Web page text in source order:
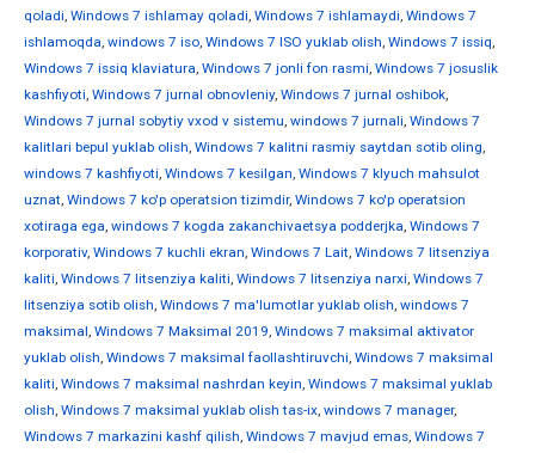
qoladi, Windows 7 ishlamay qoladi, Windows 7 ishlamaydi, Windows 7
ishlamoqda, windows 7 iso, Windows 7 ISO yuklab olish, Windows 7 issiq,
Windows 7 issiq klaviatura, Windows 7 jonli fon rasmi, Windows 7 josuslik
kashfiyoti, Windows 7 jurnal obnovleniy, Windows 7 jurnal oshibok,
Windows 7 jurnal sobytiy vxod v sistemu, windows 7 jurnali, Windows 7
kalitlari bepul yuklab olish, Windows 7 kalitni rasmiy saytdan sotib oling,
windows 7 kashfiyoti, Windows 7 kesilgan, Windows 7 klyuch mahsulot
uznat, Windows 7 ko'p operatsion tizimdir, Windows 7 ko'p operatsion
xotiraga ega, windows 7 kogda zakanchivaetsya podderjka, Windows 7
korporativ, Windows 7 kuchli ekran, Windows 7 Lait, Windows 7 litsenziya
kaliti, Windows 7 litsenziya kaliti, Windows 7 litsenziya narxi, Windows 7
litsenziya sotib olish, Windows 7 ma'lumotlar yuklab olish, windows 7
maksimal, Windows 7 Maksimal 2019, Windows 7 maksimal aktivator
yuklab olish, Windows 7 maksimal faollashtiruvchi, Windows 7 maksimal
kaliti, Windows 7 maksimal nashrdan keyin, Windows 7 maksimal yuklab
olish, Windows 7 maksimal yuklab olish tas-ix, windows 7 manager,
Windows 7 markazini kashf qilish, Windows 7 mavjud emas, Windows 7